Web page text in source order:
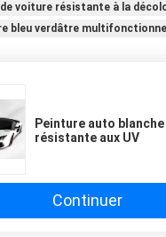
de voiture résistante à la
bleu verdâtre
Peinture auto
résistante aux UV
Continuer